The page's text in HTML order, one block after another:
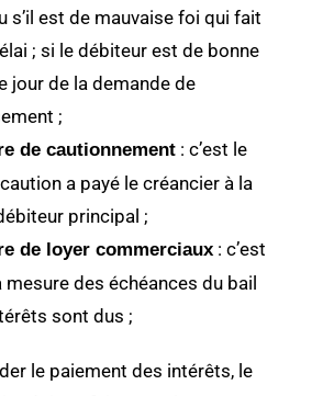
s’il est de mauvaise foi qui fait
; si le débiteur est de bonne
jour de la demande de
;
de cautionnement : c’est le
a payé le créancier à la
principal ;
de loyer commerciaux : c’est
mesure des échéances du bail
sont dus ;
le paiement des intérêts, le